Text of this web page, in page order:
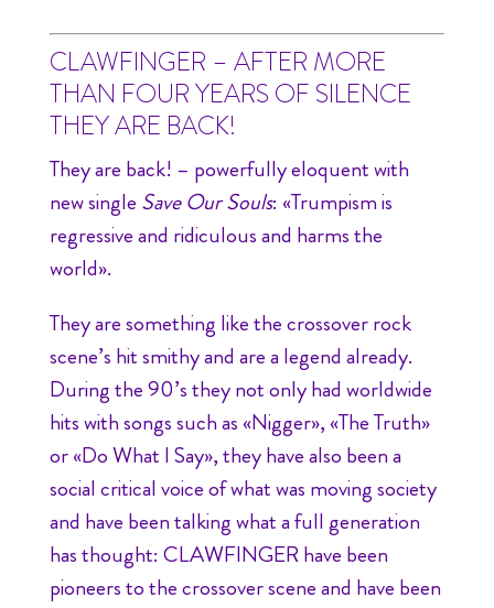
CLAWFINGER – AFTER MORE
THAN FOUR YEARS OF SILENCE
THEY ARE BACK!
They are back! – powerfully eloquent with
new single Save Our Souls: «Trumpism is
regressive and ridiculous and harms the
world».
They are something like the crossover rock
scene’s hit smithy and are a legend already.
During the 90’s they not only had worldwide
hits with songs such as «Nigger», «The Truth»
or «Do What I Say», they have also been a
social critical voice of what was moving society
and have been talking what a full generation
has thought: CLAWFINGER have been
pioneers to the crossover scene and have been